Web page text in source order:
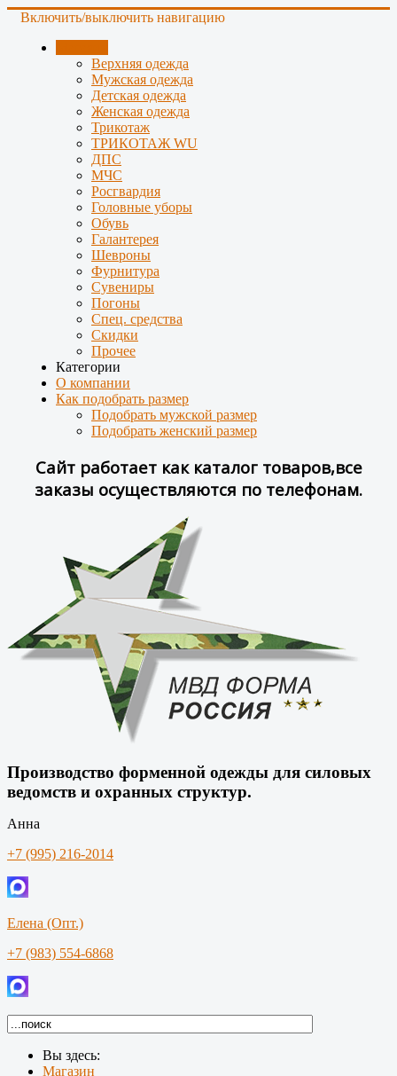
Включить/выключить навигацию
Верхняя одежда
Мужская одежда
Детская одежда
Женская одежда
Трикотаж
ТРИКОТАЖ WU
ДПС
МЧС
Росгвардия
Головные уборы
Обувь
Галантерея
Шевроны
Фурнитура
Сувениры
Погоны
Спец. средства
Скидки
Прочее
Категории
О компании
Как подобрать размер
Подобрать мужской размер
Подобрать женский размер
Сайт работает как каталог товаров,все
заказы осуществляются по телефонам.
Производство форменной одежды для силовых
ведомств и охранных структур.
Анна
+7 (995) 216-2014
Елена (Опт.)
+7 (983) 554-6868
Вы здесь:
Магазин